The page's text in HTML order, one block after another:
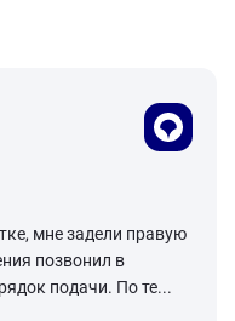
мне задели правую
позвонил в
подачи. По те...